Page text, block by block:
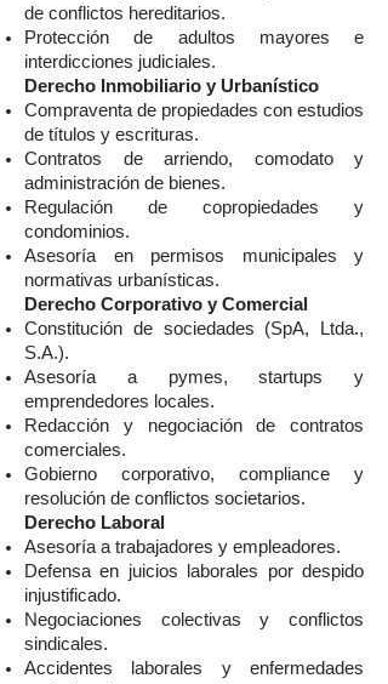
de conflictos hereditarios.
Protección de adultos mayores e
interdicciones judiciales.
Derecho Inmobiliario y Urbanístico
Compraventa de propiedades con estudios
de títulos y escrituras.
Contratos de arriendo, comodato y
administración de bienes.
Regulación de copropiedades y
condominios.
Asesoría en permisos municipales y
normativas urbanísticas.
Derecho Corporativo y Comercial
Constitución de sociedades (SpA, Ltda.,
S.A.).
Asesoría a pymes, startups y
emprendedores locales.
Redacción y negociación de contratos
comerciales.
Gobierno corporativo, compliance y
resolución de conflictos societarios.
Derecho Laboral
Asesoría a trabajadores y empleadores.
Defensa en juicios laborales por despido
injustificado.
Negociaciones colectivas y conflictos
sindicales.
Accidentes laborales y enfermedades